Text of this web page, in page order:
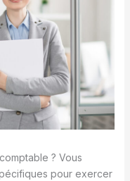
? Vous
pour exercer